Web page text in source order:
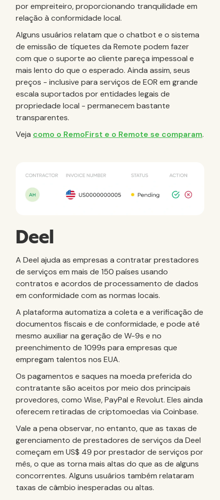
por empreiteiro, proporcionando tranquilidade em
relação à conformidade local.
Alguns usuários relatam que o chatbot e o sistema
de emissão de tíquetes da Remote podem fazer
com que o suporte ao cliente pareça impessoal e
mais lento do que o esperado. Ainda assim, seus
preços - inclusive para serviços de EOR em grande
escala suportados por entidades legais de
propriedade local - permanecem bastante
transparentes.
Veja como o RemoFirst e o Remote se comparam.
Deel
A Deel ajuda as empresas a contratar prestadores
de serviços em mais de 150 países usando
contratos e acordos de processamento de dados
em conformidade com as normas locais.
A plataforma automatiza a coleta e a verificação de
documentos fiscais e de conformidade, e pode até
mesmo auxiliar na geração de W-9s e no
preenchimento de 1099s para empresas que
empregam talentos nos EUA.
Os pagamentos e saques na moeda preferida do
contratante são aceitos por meio dos principais
provedores, como Wise, PayPal e Revolut. Eles ainda
oferecem retiradas de criptomoedas via Coinbase.
Vale a pena observar, no entanto, que as taxas de
gerenciamento de prestadores de serviços da Deel
começam em US$ 49 por prestador de serviços por
mês, o que as torna mais altas do que as de alguns
concorrentes. Alguns usuários também relataram
taxas de câmbio inesperadas ou altas.